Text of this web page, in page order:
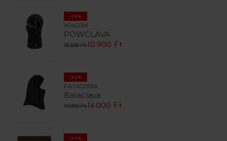
-30%
VOLCOM
POWCLAVA
15.590 Ft 10.900 Ft
-30%
PATAGONIA
Balaclava
19.990 Ft 14.000 Ft
-30%